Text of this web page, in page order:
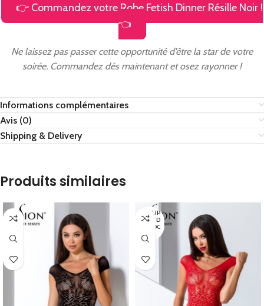
👉 Commandez votre Robe Fetish Dinner Résille Noir !
👈
Ne laissez pas passer cette opportunité d’être la star de votre
soirée. Commandez dès maintenant et osez rayonner !
Informations complémentaires
Avis (0)
Shipping & Delivery
Produits similaires
EN RUP
TURE D
E STOC